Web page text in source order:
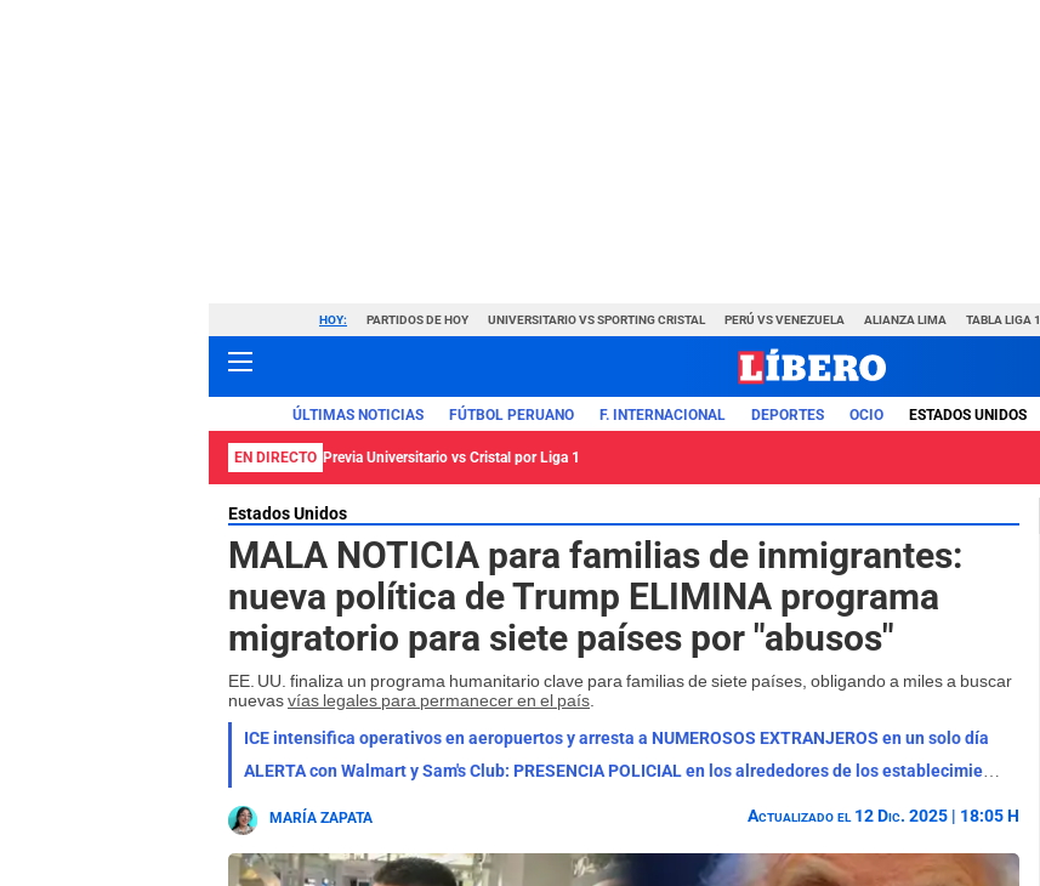
HOY: PARTIDOS DE HOY UNIVERSITARIO VS SPORTING CRISTAL PERÚ VS VENEZUELA ALIANZA LIMA TABLA LIGA 1
ÚLTIMAS NOTICIAS FÚTBOL PERUANO F. INTERNACIONAL DEPORTES OCIO ESTADOS UNIDOS
EN DIRECTO Previa Universitario vs Cristal por Liga 1
Estados Unidos
MALA NOTICIA para familias de inmigrantes:
nueva política de Trump ELIMINA programa
migratorio para siete países por "abusos"
EE. UU. finaliza un programa humanitario clave para familias de siete países, obligando a miles a buscar
nuevasvías legales para permanecer en el país
ICE intensifica operativos en aeropuertos y arresta a NUMEROSOS EXTRANJEROS en un solo día
ALERTA con Walmart y Sam's Club: PRESENCIA POLICIAL en los alrededores de los establecimientos en esta zona
MARÍA ZAPATA Actualizado el 12 Dic. 2025 | 18:05 H